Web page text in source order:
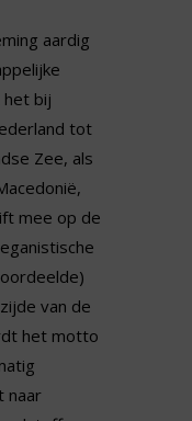
aardig
het bij
tot
Zee, als
mee op de
van de
het motto
naar